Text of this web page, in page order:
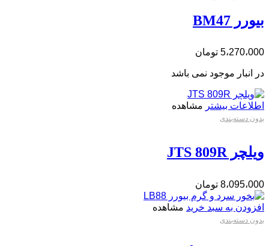
بیورر BM47
5،270،000 تومان
در انبار موجود نمی باشد
اطلاعات بیشتر مشاهده
بدون دسته‌بندی
ویلچر JTS 809R
8،095،000 تومان
افزودن به سبد خرید مشاهده
بدون دسته‌بندی